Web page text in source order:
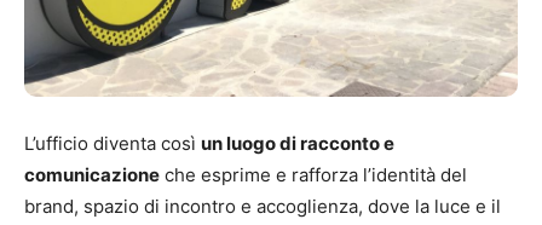
L’ufficio diventa così un luogo di racconto e
comunicazione che esprime e rafforza l’identità del
brand, spazio di incontro e accoglienza, dove la luce e il